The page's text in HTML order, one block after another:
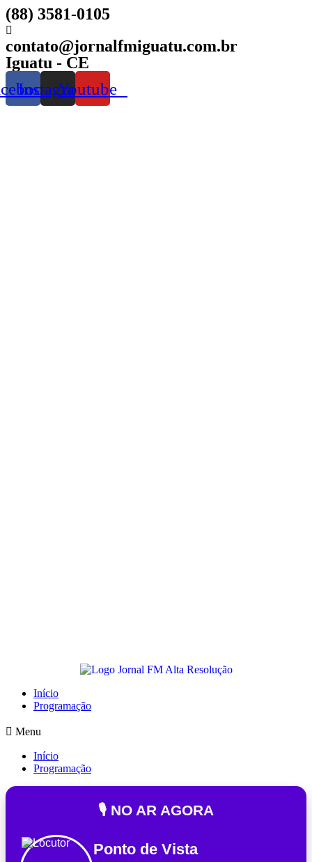
(88) 3581-0105
contato@jornalfmiguatu.com.br
Iguatu - CE
InstagramYoutube
Início
Programação
Menu
Início
Programação
🎙️ NO AR AGORA
Ponto de Vista